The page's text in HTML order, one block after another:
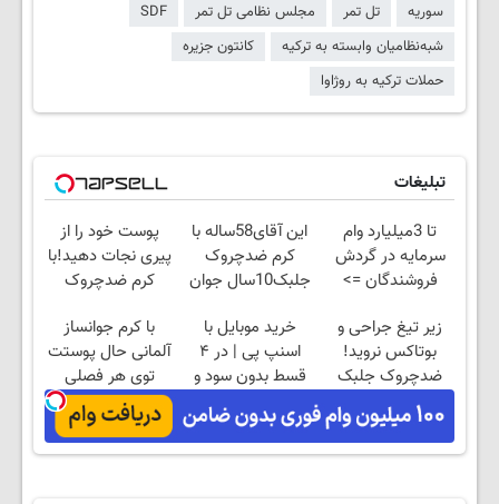
سوریه تل تمر مجلس نظامی تل تمر
SDF
شبه‌نظامیان وابسته به ترکیه
کانتون جزیره
حملات ترکیه به روژاوا
تبلیغات
تا 3میلیارد وام
سرمایه در گردش
فروشندگان =>
کن
این آقای58ساله با
کرم ضدچروک
جلبک10سال جوان
تخفیف)
پوست خود را از
پیری نجات دهید!با
کرم ضدچروک
زیر تیغ جراحی و
بوتاکس نروید!
ضدچروک جلبک
خرید موبایل با
اسنپ پی | در ۴
قسط بدون سود و
کارمزد!
با کرم جوانساز
آلمانی حال پوستت
توی هر فصلی
خوبه۴۵٪تخفیف